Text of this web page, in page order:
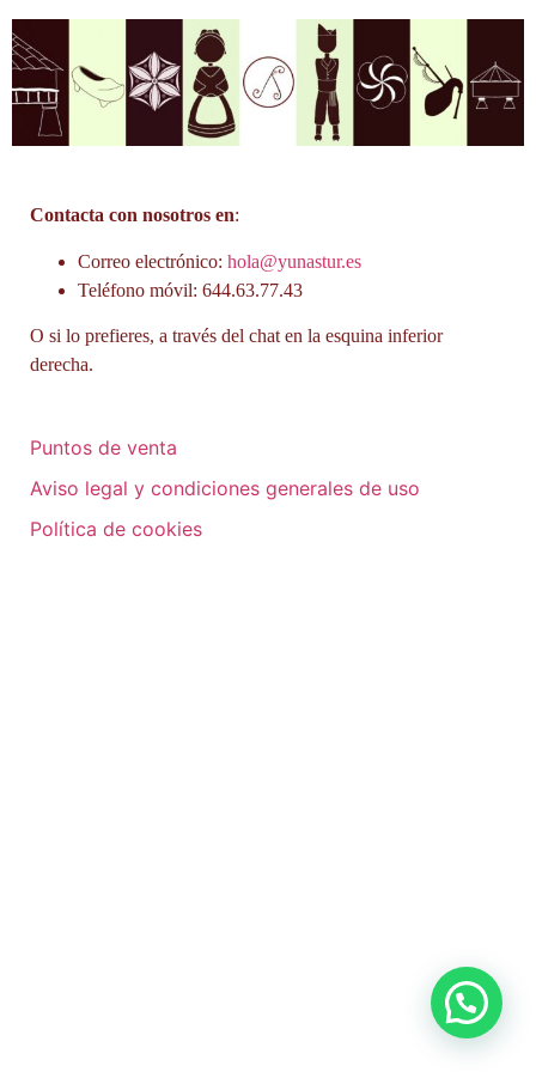
Contacta con nosotros en:
Correo electrónico: hola@yunastur.es
Teléfono móvil: 644.63.77.43
O si lo prefieres, a través del chat en la esquina inferior
derecha.
Puntos de venta
Aviso legal y condiciones generales de uso
Política de cookies